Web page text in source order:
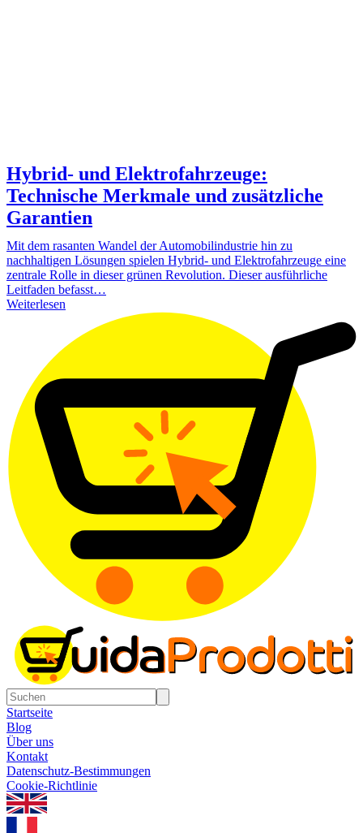
Hybrid- und Elektrofahrzeuge:
Technische Merkmale und zusätzliche
Garantien
Mit dem rasanten Wandel der Automobilindustrie hin zu
nachhaltigen Lösungen spielen Hybrid- und Elektrofahrzeuge eine
zentrale Rolle in dieser grünen Revolution. Dieser ausführliche
Leitfaden befasst…
Weiterlesen
Startseite
Blog
Über uns
Kontakt
Datenschutz-Bestimmungen
Cookie-Richtlinie